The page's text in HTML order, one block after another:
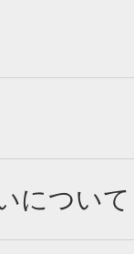
について